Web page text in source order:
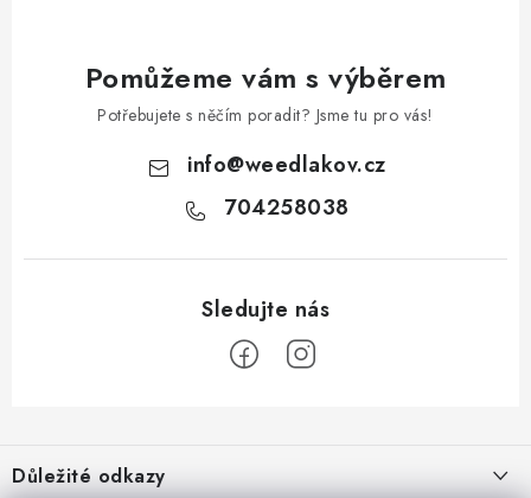
Pomůžeme vám s výběrem
Potřebujete s něčím poradit? Jsme tu pro vás!
info@weedlakov.cz
704258038
pDůležité odkazy